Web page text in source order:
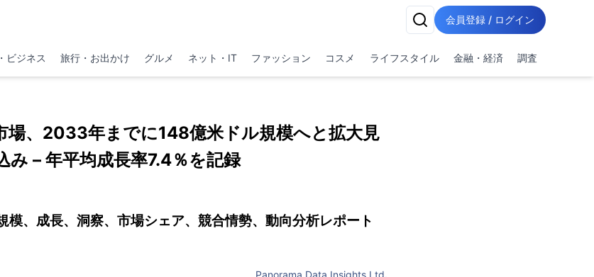
会員登録 / ログイン
ビジネス 旅行・お出かけ グルメ ネット・IT ファッション コスメ ライフスタイル 金融・経済 調査
場、2033年までに148億米ドル規模へと拡大見
み – 年平均成長率7.4％を記録
模、成長、洞察、市場シェア、競合情勢、動向分析レポート
Panorama Data Insights Ltd.